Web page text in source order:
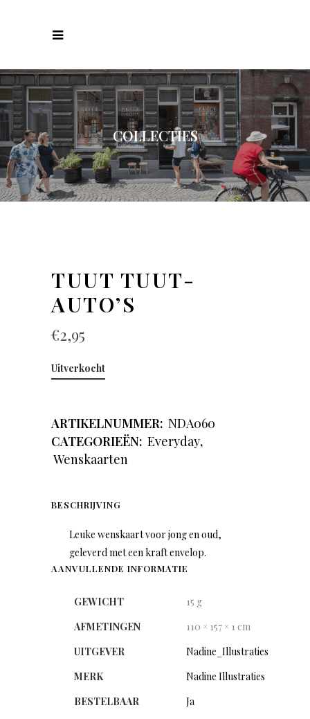
COLLECTIES
TUUT TUUT-
AUTO’S
€2,95
Uitverkocht
ARTIKELNUMMER: NDA060
CATEGORIEËN: Everyday,
Wenskaarten
BESCHRIJVING
Leuke wenskaart voor jong en oud,
geleverd met een kraft envelop.
AANVULLENDE INFORMATIE
GEWICHT
15 g
AFMETINGEN
110 × 157 × 1 cm
UITGEVER
Nadine_Illustraties
MERK
Nadine Illustraties
BESTELBAAR
Ja